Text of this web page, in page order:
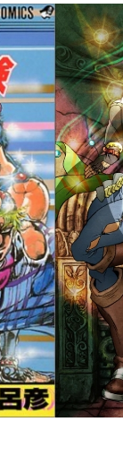
ア
実
男